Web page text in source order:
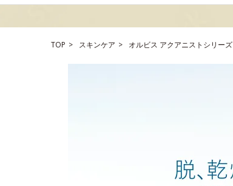
TOP スキンケア オルビス アクアニストシリーズ